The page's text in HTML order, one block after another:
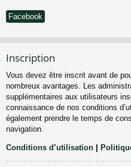
Facebook
Inscription
Vous devez être inscrit avant de
nombreux avantages. Les
supplémentaires aux utilisateurs
connaissance de nos conditions
également prendre le temps de
navigation.
Conditions d’utilisation |